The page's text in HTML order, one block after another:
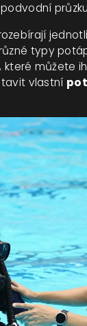
typy
můžete
vlastní